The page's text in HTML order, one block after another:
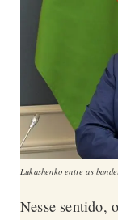
Lukashenko entre as
Nesse sentido,